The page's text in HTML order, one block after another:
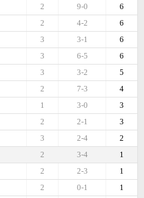
6
9-0
2
6
4-2
2
6
3-1
3
6
6-5
3
5
3-2
3
4
7-3
2
3
3-0
1
3
2-1
2
2
2-4
3
1
3-4
2
1
2-3
2
1
0-1
2